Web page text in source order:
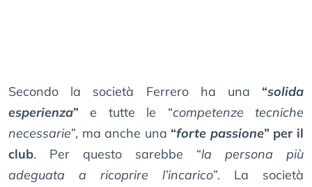
Secondo la società Ferrero ha una “solida
esperienza” e tutte le “competenze tecniche
necessarie”, ma anche una “forte passione” per il
club. Per questo sarebbe “la persona più
adeguata a ricoprire l’incarico”. La società